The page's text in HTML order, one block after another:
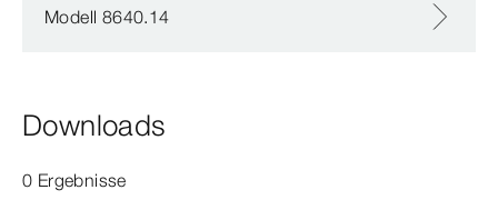
Modell 8640.14
Downloads
0 Ergebnisse